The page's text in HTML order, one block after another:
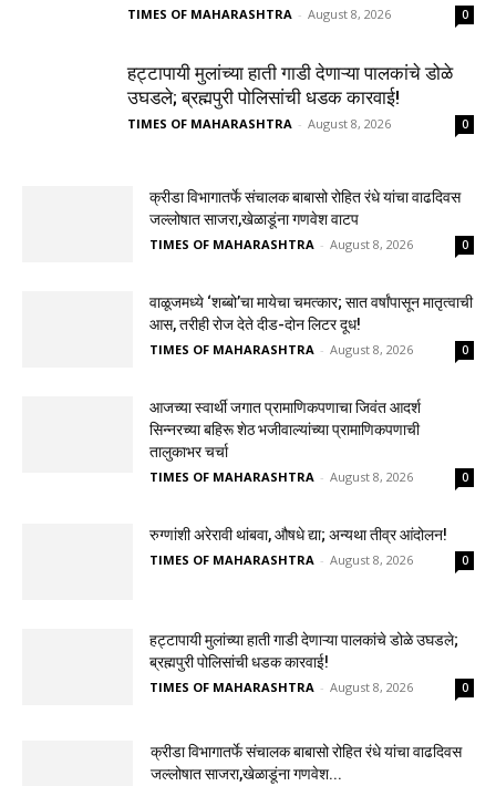
TIMES OF MAHARASHTRA - August 8, 2026 0
हट्टापायी मुलांच्या हाती गाडी देणाऱ्या पालकांचे डोळे
उघडले; ब्रह्मपुरी पोलिसांची धडक कारवाई!
TIMES OF MAHARASHTRA - August 8, 2026 0
क्रीडा विभागातर्फे संचालक बाबासो रोहित रंधे यांचा वाढदिवस
जल्लोषात साजरा,खेळाडूंना गणवेश वाटप
TIMES OF MAHARASHTRA - August 8, 2026 0
वाळूजमध्ये ‘शब्बो’चा मायेचा चमत्कार; सात वर्षांपासून मातृत्वाची
आस, तरीही रोज देते दीड-दोन लिटर दूध!
TIMES OF MAHARASHTRA - August 8, 2026 0
आजच्या स्वार्थी जगात प्रामाणिकपणाचा जिवंत आदर्श
सिन्नरच्या बहिरू शेठ भजीवाल्यांच्या प्रामाणिकपणाची
तालुकाभर चर्चा
TIMES OF MAHARASHTRA - August 8, 2026 0
रुग्णांशी अरेरावी थांबवा, औषधे द्या; अन्यथा तीव्र आंदोलन!
TIMES OF MAHARASHTRA - August 8, 2026 0
हट्टापायी मुलांच्या हाती गाडी देणाऱ्या पालकांचे डोळे उघडले;
ब्रह्मपुरी पोलिसांची धडक कारवाई!
TIMES OF MAHARASHTRA - August 8, 2026 0
क्रीडा विभागातर्फे संचालक बाबासो रोहित रंधे यांचा वाढदिवस
जल्लोषात साजरा,खेळाडूंना गणवेश...